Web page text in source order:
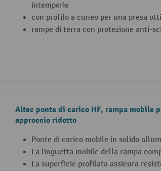
intemperie
con profilo a cuneo per una presa
rampe di terra con protezione anti-
Altec ponte di carico HF, rampa mobile
approccio ridotto
Ponte di carico mobile in solido
La linguetta mobile della rampa
La superficie profilata assicura